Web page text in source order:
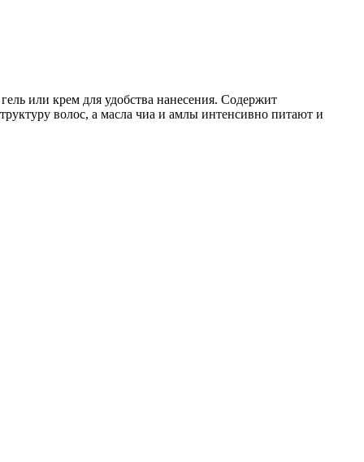
или крем для удобства нанесения. Содержит
волос, а масла чиа и амлы интенсивно питают и